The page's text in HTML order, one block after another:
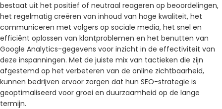
bestaat uit het positief of neutraal reageren op beoordelingen,
het regelmatig creëren van inhoud van hoge kwaliteit, het
communiceren met volgers op sociale media, het snel en
efficiënt oplossen van klantproblemen en het benutten van
Google Analytics-gegevens voor inzicht in de effectiviteit van
deze inspanningen. Met de juiste mix van tactieken die zijn
afgestemd op het verbeteren van de online zichtbaarheid,
kunnen bedrijven ervoor zorgen dat hun SEO-strategie is
geoptimaliseerd voor groei en duurzaamheid op de lange
termijn.